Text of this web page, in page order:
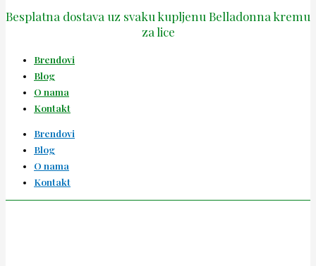
Besplatna dostava uz svaku kupljenu Belladonna kremu
za lice
Brendovi
Blog
O nama
Kontakt
Brendovi
Blog
O nama
Kontakt